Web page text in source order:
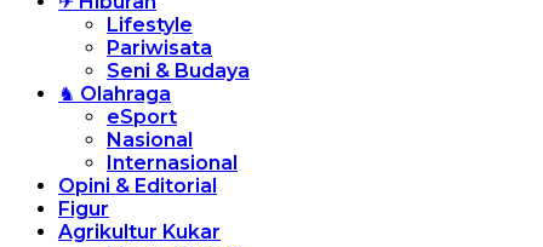
Lifestyle
Pariwisata
Seni & Budaya
♞ Olahraga
eSport
Nasional
Internasional
Opini & Editorial
Figur
Agrikultur Kukar